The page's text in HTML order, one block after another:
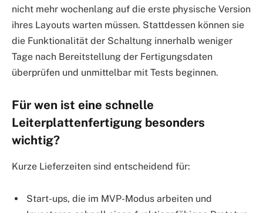
nicht mehr wochenlang auf die erste physische Version
ihres Layouts warten müssen. Stattdessen können sie
die Funktionalität der Schaltung innerhalb weniger
Tage nach Bereitstellung der Fertigungsdaten
überprüfen und unmittelbar mit Tests beginnen.
Für wen ist eine schnelle
Leiterplattenfertigung besonders
wichtig?
Kurze Lieferzeiten sind entscheidend für:
Start-ups, die im MVP-Modus arbeiten und